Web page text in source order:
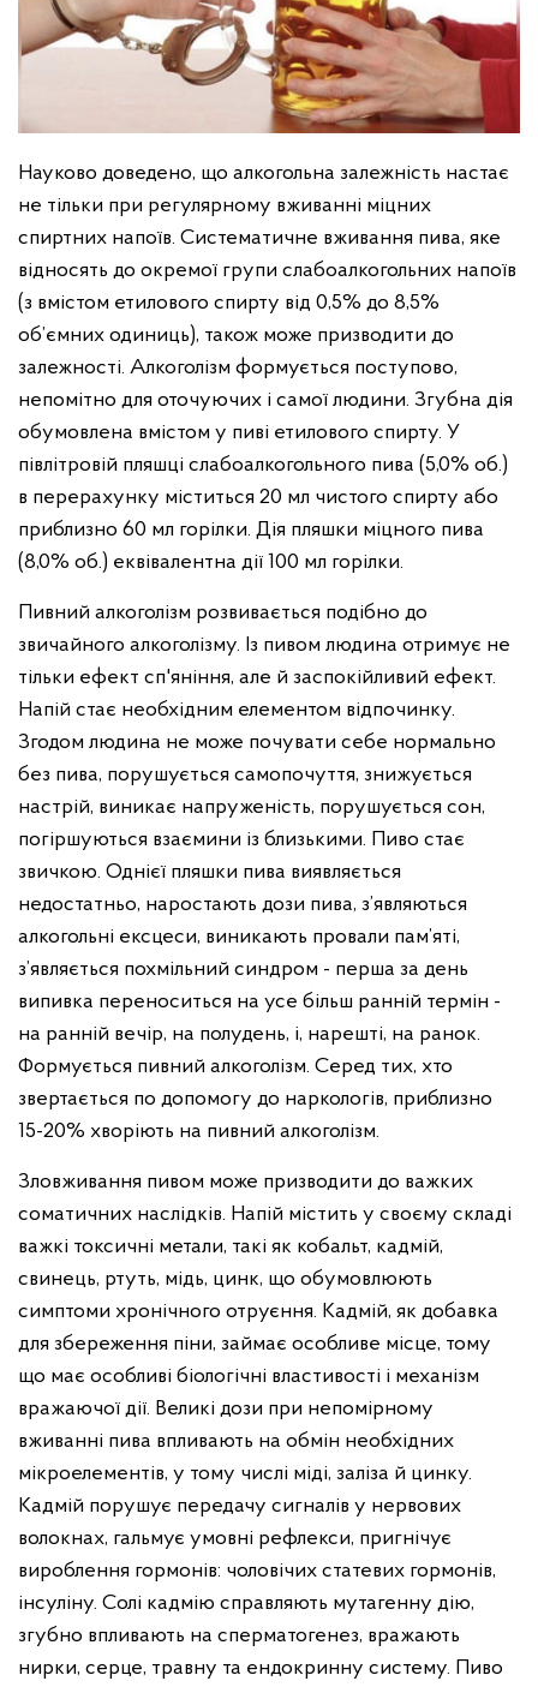
Науково доведено, що алкогольна залежність настає
не тільки при регулярному вживанні міцних
спиртних напоїв. Систематичне вживання пива, яке
відносять до окремої групи слабоалкогольних напоїв
(з вмістом етилового спирту від 0,5% до 8,5%
об’ємних одиниць), також може призводити до
залежності. Алкоголізм формується поступово,
непомітно для оточуючих і самої людини. Згубна дія
обумовлена вмістом у пиві етилового спирту. У
півлітровій пляшці слабоалкогольного пива (5,0% об.)
в перерахунку міститься 20 мл чистого спирту або
приблизно 60 мл горілки. Дія пляшки міцного пива
(8,0% об.) еквівалентна дії 100 мл горілки.
Пивний алкоголізм розвивається подібно до
звичайного алкоголізму. Із пивом людина отримує не
тільки ефект сп'яніння, але й заспокійливий ефект.
Напій стає необхідним елементом відпочинку.
Згодом людина не може почувати себе нормально
без пива, порушується самопочуття, знижується
настрій, виникає напруженість, порушується сон,
погіршуються взаємини із близькими. Пиво стає
звичкою. Однієї пляшки пива виявляється
недостатньо, наростають дози пива, з’являються
алкогольні ексцеси, виникають провали пам’яті,
з’являється похмільний синдром - перша за день
випивка переноситься на усе більш ранній термін -
на ранній вечір, на полудень, і, нарешті, на ранок.
Формується пивний алкоголізм. Серед тих, хто
звертається по допомогу до наркологів, приблизно
15-20% хворіють на пивний алкоголізм.
Зловживання пивом може призводити до важких
соматичних наслідків. Напій містить у своєму складі
важкі токсичні метали, такі як кобальт, кадмій,
свинець, ртуть, мідь, цинк, що обумовлюють
симптоми хронічного отруєння. Кадмій, як добавка
для збереження піни, займає особливе місце, тому
що має особливі біологічні властивості і механізм
вражаючої дії. Великі дози при непомірному
вживанні пива впливають на обмін необхідних
мікроелементів, у тому числі міді, заліза й цинку.
Кадмій порушує передачу сигналів у нервових
волокнах, гальмує умовні рефлекси, пригнічує
вироблення гормонів: чоловічих статевих гормонів,
інсуліну. Солі кадмію справляють мутагенну дію,
згубно впливають на сперматогенез, вражають
нирки, серце, травну та ендокринну систему. Пиво